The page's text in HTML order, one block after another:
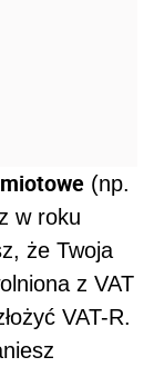
(np.
w roku
że Twoja
z VAT
VAT-R.